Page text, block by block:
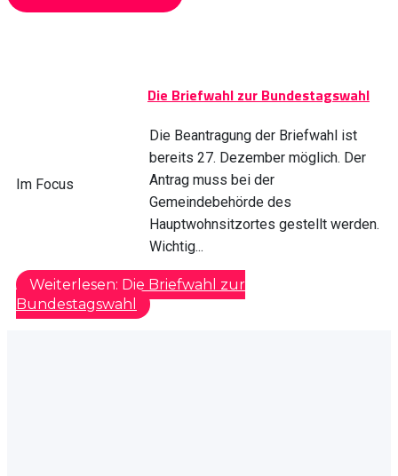
Im Focus
Die Briefwahl zur Bundestagswahl
Die Beantragung der Briefwahl ist
bereits 27. Dezember möglich. Der
Antrag muss bei der
Gemeindebehörde des
Hauptwohnsitzortes gestellt werden.
Wichtig...
Weiterlesen: Die Briefwahl zur
Bundestagswahl